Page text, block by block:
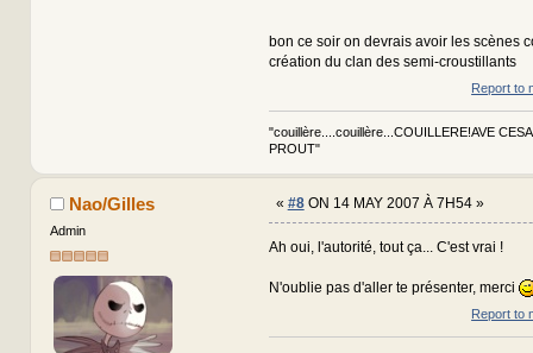
bon ce soir on devrais avoir les scènes
création du clan des semi-croustillants
Report to
"couillère....couillère...COUILLERE!AVE
PROUT"
Nao/Gilles
Admin
« #8ON 14 MAY 2007 À 7H54 »
Ah oui, l'autorité, tout ça... C'est vrai !
N'oublie pas d'aller te présenter, merci
Report to